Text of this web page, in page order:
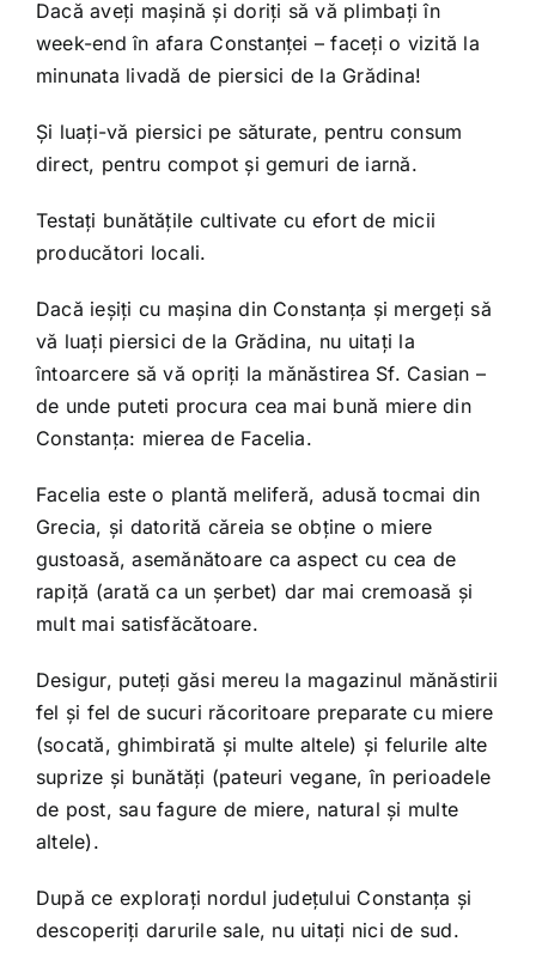
Dacă aveți mașină și doriți să vă plimbați în
week-end în afara Constanței – faceți o vizită la
minunata livadă de piersici de la Grădina!
Și luați-vă piersici pe săturate, pentru consum
direct, pentru compot și gemuri de iarnă.
Testați bunătățile cultivate cu efort de micii
producători locali.
Dacă ieșiți cu mașina din Constanța și mergeți să
vă luați piersici de la Grădina, nu uitați la
întoarcere să vă opriți la mănăstirea Sf. Casian –
de unde puteti procura cea mai bună miere din
Constanța: mierea de Facelia.
Facelia este o plantă meliferă, adusă tocmai din
Grecia, și datorită căreia se obține o miere
gustoasă, asemănătoare ca aspect cu cea de
rapiță (arată ca un șerbet) dar mai cremoasă și
mult mai satisfăcătoare.
Desigur, puteți găsi mereu la magazinul mănăstirii
fel și fel de sucuri răcoritoare preparate cu miere
(socată, ghimbirată și multe altele) și felurile alte
suprize și bunătăți (pateuri vegane, în perioadele
de post, sau fagure de miere, natural și multe
altele).
După ce explorați nordul județului Constanța și
descoperiți darurile sale, nu uitați nici de sud.